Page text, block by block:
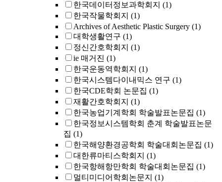
한국데이터정보과학회지 (1)
한국작물학회지 (1)
Archives of Aesthetic Plastic Surgery (1)
대학생활연구 (1)
정신간호학회지 (1)
ie 매거진 (1)
한국운동역학회지 (1)
한국시스템다이내믹스 연구 (1)
한국CDE학회 논문집 (1)
재활간호학회지 (1)
한국농업기계학회 학술발표논문집 (1)
한국정보시스템학회 춘계 학술발표논문
집 (1)
한국해양환경공학회 학술대회논문집 (1)
대한류마티스학회지 (1)
한국항해항만학회 학술대회논문집 (1)
멀티미디어학회논문지 (1)